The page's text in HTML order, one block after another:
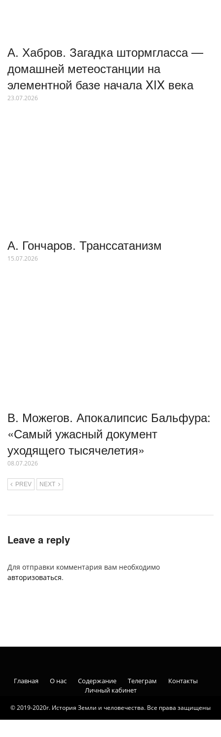
А. Хабров. Загадка штормгласса —
домашней метеостанции на
элементной базе начала XIX века
23.07.2026
А. Гончаров. Транссатанизм
15.07.2026
В. Можегов. Апокалипсис Бальфура:
«Самый ужасный документ
уходящего тысячелетия»
08.07.2026
PREV NEXT
Leave a reply
Для отправки комментария вам необходимо
авторизоваться.
© 2019-2020г. История Земли и человечества. Все права защищены
Главная О нас Содержание Телеграм
Контакты
Личный кабинет